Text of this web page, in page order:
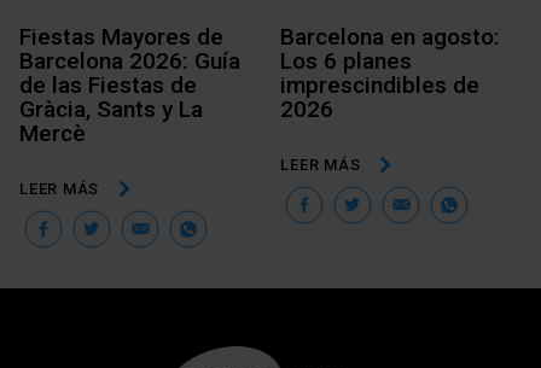
Fiestas Mayores de
Barcelona 2026: Guía
de las Fiestas de
Gràcia, Sants y La
Mercè
LEER MÁS
Facebook
Twitter
EmailWhatsApp
Barcelona en agosto:
Los 6 planes
imprescindibles de
2026
LEER MÁS
Facebook
Twitter
Email